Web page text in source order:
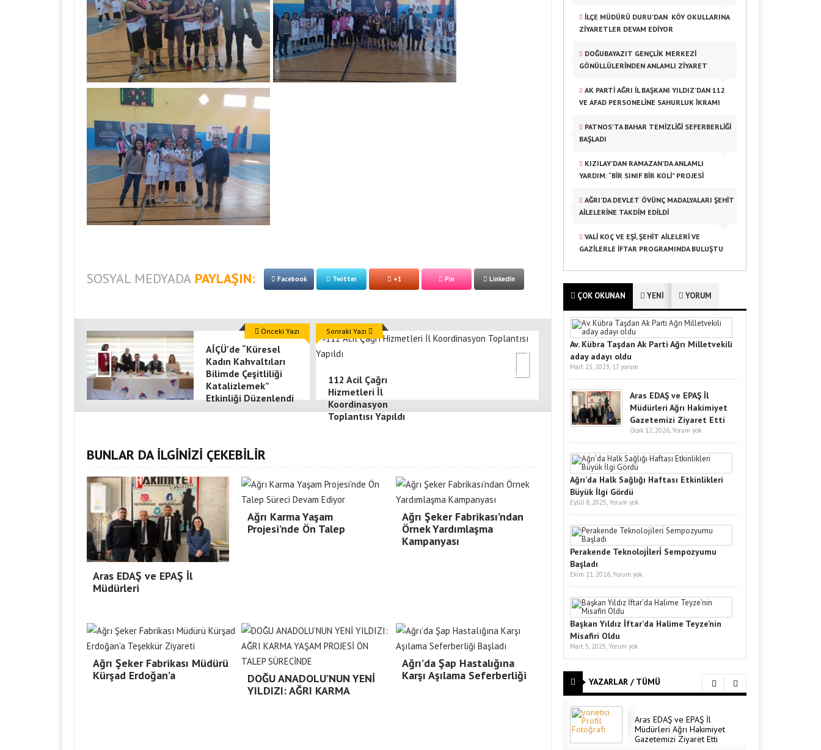
SOSYAL MEDYADA PAYLAŞIN: Facebook Twitter +1 Pin LinkedIn
AİÇÜ’de “Küresel
Kadın Kahvaltıları
Bilimde Çeşitliliği
Katalizlemek”
Etkinliği Düzenlendi
Önceki Yazı
112 Acil Çağrı
Hizmetleri İl
Koordinasyon
Toplantısı Yapıldı
Sonraki Yazı
BUNLAR DA İLGİNİZİ ÇEKEBİLİR
Aras EDAŞ ve EPAŞ İl
Müdürleri
Ağrı Karma Yaşam
Projesi’nde Ön Talep
Ağrı Şeker Fabrikası’ndan
Örnek Yardımlaşma
Kampanyası
Ağrı Şeker Fabrikası Müdürü
Kürşad Erdoğan’a
DOĞU ANADOLU’NUN YENİ
YILDIZI: AĞRI KARMA
Ağrı’da Şap Hastalığına
Karşı Aşılama Seferberliği
İLÇE MÜDÜRÜ DURU’DAN KÖY OKULLARINA
ZIYARETLER DEVAM EDIYOR
DOĞUBAYAZIT GENÇLIK MERKEZI
GÖNÜLLÜLERINDEN ANLAMLI ZIYARET
AK PARTI AĞRI İL BAŞKANI YILDIZ’DAN 112
VE AFAD PERSONELINE SAHURLUK İKRAMI
PATNOS’TA BAHAR TEMIZLIĞI SEFERBERLIĞI
BAŞLADI
KIZILAY’DAN RAMAZAN’DA ANLAMLI
YARDIM: “BIR SINIF BIR KOLI” PROJESI
AĞRI’DA DEVLET ÖVÜNÇ MADALYALARI ŞEHIT
AILELERINE TAKDIM EDILDI
VALI KOÇ VE EŞI, ŞEHIT AILELERI VE
GAZILERLE İFTAR PROGRAMINDA BULUŞTU
ÇOK OKUNAN YENİ YORUM
Av. Kübra Taşdan Ak Parti Ağrı Milletvekili
aday adayı oldu
Mart 23, 2023, 17 yorum
Aras EDAŞ ve EPAŞ İl
Müdürleri Ağrı Hakimiyet
Gazetemizi Ziyaret Etti
Ocak 12, 2026, Yorum yok
Ağrı’da Halk Sağlığı Haftası Etkinlikleri
Büyük İlgi Gördü
Eylül 8, 2025, Yorum yok
Perakende Teknoloji̇leri̇ Sempozyumu
Başladı
Ekim 11, 2016, Yorum yok
Başkan Yıldız İftar’da Halime Teyze’nin
Misafiri Oldu
Mart 5, 2025, Yorum yok
YAZARLAR / TÜMÜ
Aras EDAŞ ve EPAŞ İl
Müdürleri Ağrı Hakimiyet
Gazetemizi Ziyaret Etti